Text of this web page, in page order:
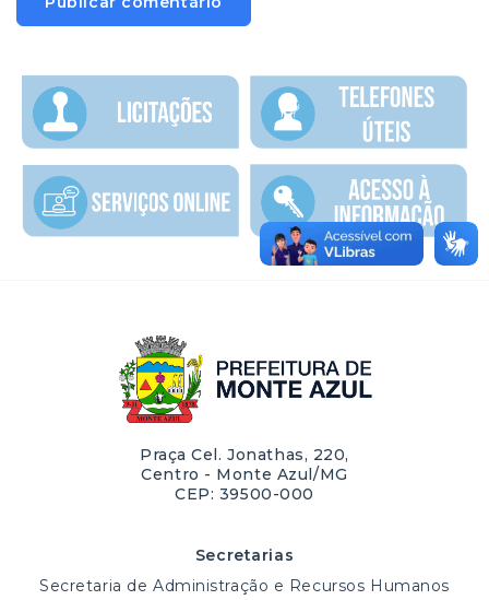
Praça Cel. Jonathas, 220,
Centro - Monte Azul/MG
CEP: 39500-000
Secretarias
Secretaria de Administração e Recursos Humanos